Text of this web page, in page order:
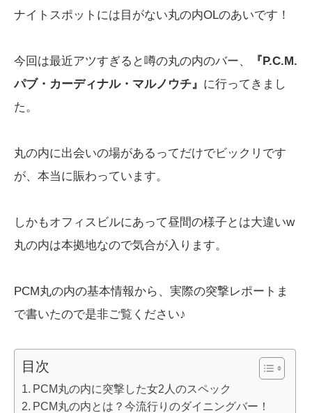
ナイトスポットには目がない丸の内OLのあいです！
今回は最近アツすぎると噂の丸の内のバー、
『P.C.M.
パブ・カーディナル・マルノウチ』 に行ってきまし
た。
丸の内に出会いの場があるってだけでビックリです
が、本当に賑わっています。
しかもオフィスビルにあって昼間の様子とは大違いw
丸の内は本拠地なので気合が入ります。
PCM丸の内の基本情報から、実際の突撃レポートま
で書いたので是非ご覧ください♪
目次
PCM丸の内に突撃した女2人のスペック
PCM丸の内とは？今流行りのダイニングバー！